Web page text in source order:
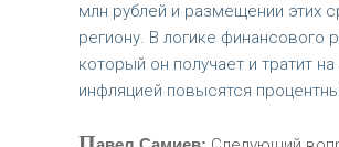
млн рублей и размещении этих
региону. В логике
который он получает и тратит
инфляцией повысятся